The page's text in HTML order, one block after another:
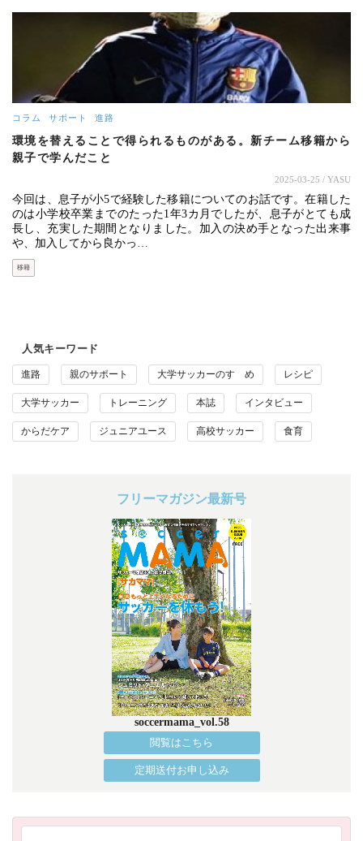
コラム サポート 進路
環境を替えることで得られるものがある。新チーム移籍から
親子で学んだこと
2025-03-25 / YASU
今回は、息子が小5で経験した移籍についてのお話です。在籍した
のは小学校卒業までのたった1年3カ月でしたが、息子がとても成
長し、充実した期間となりました。加入の決め手となった出来事
や、加入してから良かっ…
移籍
人気キーワード
進路 親のサポート 大学サッカーのすゝめ レシピ
大学サッカー トレーニング 本誌 インタビュー
からだケア ジュニアユース 高校サッカー 食育
フリーマガジン最新号
soccermama_vol.58
閲覧はこちら
定期送付お申し込み